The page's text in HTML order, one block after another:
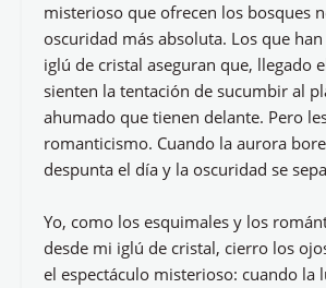
misterioso que ofrecen los bosques
oscuridad más absoluta. Los que
iglú de cristal aseguran que, llegado
sienten la tentación de sucumbir al
ahumado que tienen delante. Pero
romanticismo. Cuando la aurora
despunta el día y la oscuridad se
Yo, como los esquimales y los
desde mi iglú de cristal, cierro los
el espectáculo misterioso: cuando la